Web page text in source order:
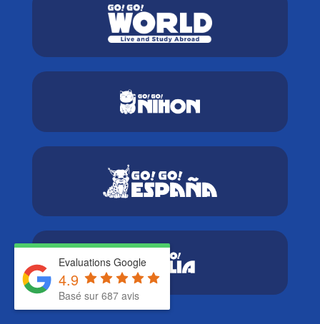
Evaluations Google
4.9
Basé sur 687 avis